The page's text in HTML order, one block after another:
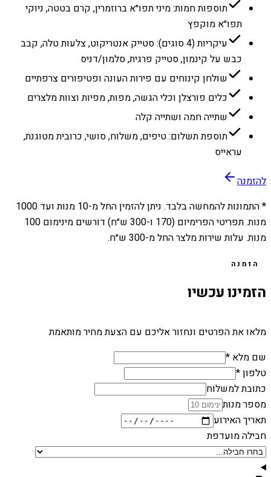
תוספות חמות: מיני תפו״א ברוזמרין, קרם בטטה, ניוקי
תפו״א מוקפץ
עיקריות (4 סוגים): סטייק אנטריקוט, צלעות טלה, קבב
כבש על קינמון, סטייק פרגית, סלמון/דניס
שולחן קינוחים עם פירות העונה ופטיפורים צרפתיים
כלים פורצלן וכלי הגשה, מפות, מפיות וצוות מלצרים
שתייה חמה ושתייה קלה
תוספת תשלום: טיפים, משלוח, סושי, כרובית מטוגנת,
עראייס
להזמנה
* התמונות להמחשה בלבד. ניתן להזמין החל מ-10 מנות ועד 1000
מנות. תפריטי הפרימיום (170 ו-300 ש״ח) דורשים מינימום 100
מנות. עלות שירות מלצר החל מ-300 ש״ח.
הזמנה
הזמינו עכשיו
מלאו את הפרטים ונחזור אליכם עם הצעת מחיר מותאמת
שם מלא *
טלפון *
כתובת למשלוח
מספר מנות
תאריך האירוע
חבילה מועדפת